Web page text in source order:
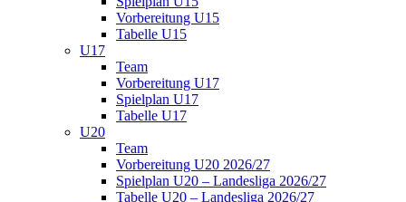
Vorbereitung U15
Tabelle U15
U17
Team
Vorbereitung U17
Spielplan U17
Tabelle U17
U20
Team
Vorbereitung U20 2026/27
Spielplan U20 – Landesliga 2026/27
Tabelle U20 – Landesliga 2026/27